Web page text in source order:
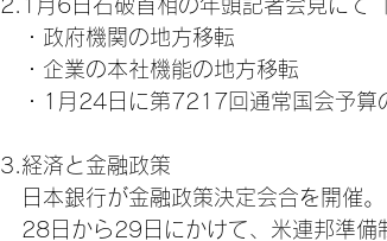
2.1月6日石破首相の年頭記者会見にて
・政府機関の地方移転
・企業の本社機能の地方移転
・1月24日に第7217回通常国会予算
3.経済と金融政策
日本銀行が金融政策決定会合を開催
28日から29日にかけて、米連邦準備